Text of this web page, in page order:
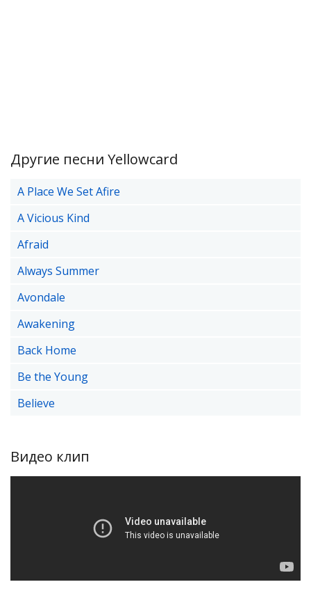
Другие песни Yellowcard
A Place We Set Afire
A Vicious Kind
Afraid
Always Summer
Avondale
Awakening
Back Home
Be the Young
Believe
Видео клип